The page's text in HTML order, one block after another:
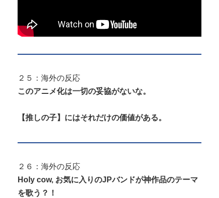
２５：海外の反応
このアニメ化は一切の妥協がないな。
【推しの子】にはそれだけの価値がある。
２６：海外の反応
Holy cow, お気に入りのJPバンドが神作品のテーマ
を歌う？！